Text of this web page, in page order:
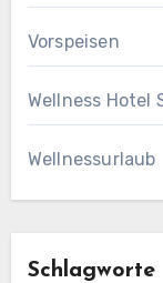
Vorspeisen
Wellness Hotel
Wellnessurlaub
Schlagworte